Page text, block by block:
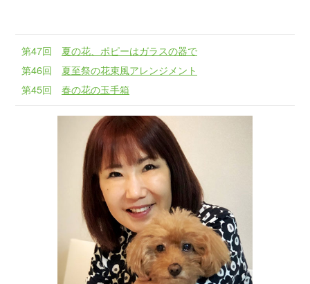
第47回
夏の花、ポピーはガラスの器で
第46回
夏至祭の花束風アレンジメント
第45回
春の花の玉手箱